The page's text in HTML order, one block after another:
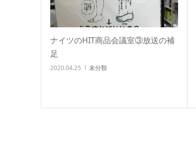
ナイツのHIT商品会議室③放送の補
足
2020.04.25 未分類